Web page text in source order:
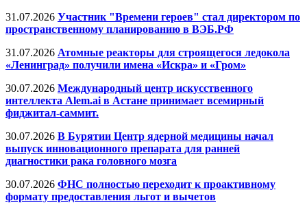
31.07.2026 Участник "Времени героев" стал директором по
пространственному планированию в ВЭБ.РФ
31.07.2026 Атомные реакторы для строящегося ледокола
«Ленинград» получили имена «Искра» и «Гром»
30.07.2026 Международный центр искусственного
интеллекта Alem.ai в Астане принимает всемирный
фиджитал-саммит.
30.07.2026 В Бурятии Центр ядерной медицины начал
выпуск инновационного препарата для ранней
диагностики рака головного мозга
30.07.2026 ФНС полностью переходит к проактивному
формату предоставления льгот и вычетов